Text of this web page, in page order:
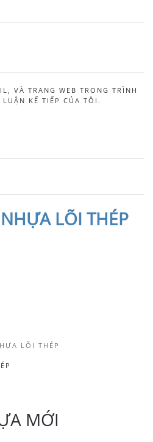
VÀ TRANG WEB TRONG TRÌNH
KẾ TIẾP CỦA TÔI.
LÕI THÉP
LÕI THÉP
MỚI